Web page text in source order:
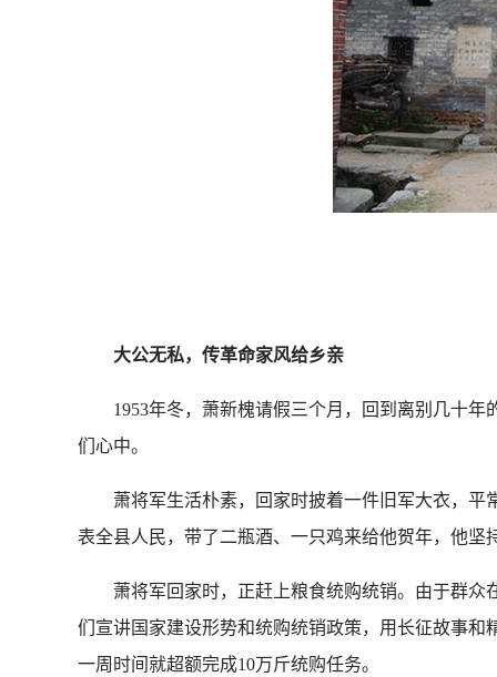
大公无私，传革命家风给乡亲
1953年冬，萧新槐请假三个月，回到离别几十年
们心中。
萧将军生活朴素，回家时披着一件旧军大衣，平
表全县人民，带了二瓶酒、一只鸡来给他贺年，他
萧将军回家时，正赶上粮食统购统销。由于群众
们宣讲国家建设形势和统购统销政策，用长征故事
一周时间就超额完成10万斤统购任务。